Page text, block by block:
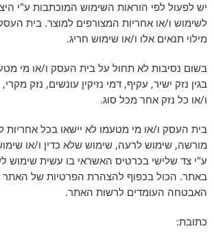
יש לפעול לפי הוראות השימוש המוכתבות ע"י
לשימוש ו/או אחריות המצורפים למוצר. בית העסק
מילוי תנאים אלו ו/או שימוש חריג.
בשום נסיבות לא תחול על בית העסק ו/או מי
בגין נזק ישיר, עקיף, דמי נזיקין עונשים, נזק
ו/או כל נזק אחר מכל סוג.
בית העסק ו/או מי מטעמו לא יישאו בכל אחריות
מורשה, שימוש לרעה, שימוש שלא כדין ו/או
ע"י צד שלישי בכרטיס האשראי בו עשית שימוש
באתר. הכול בכפוף להצהרת הפרטיות של האתר
האבטחה העומדים לרשות האתר.
כתובת: